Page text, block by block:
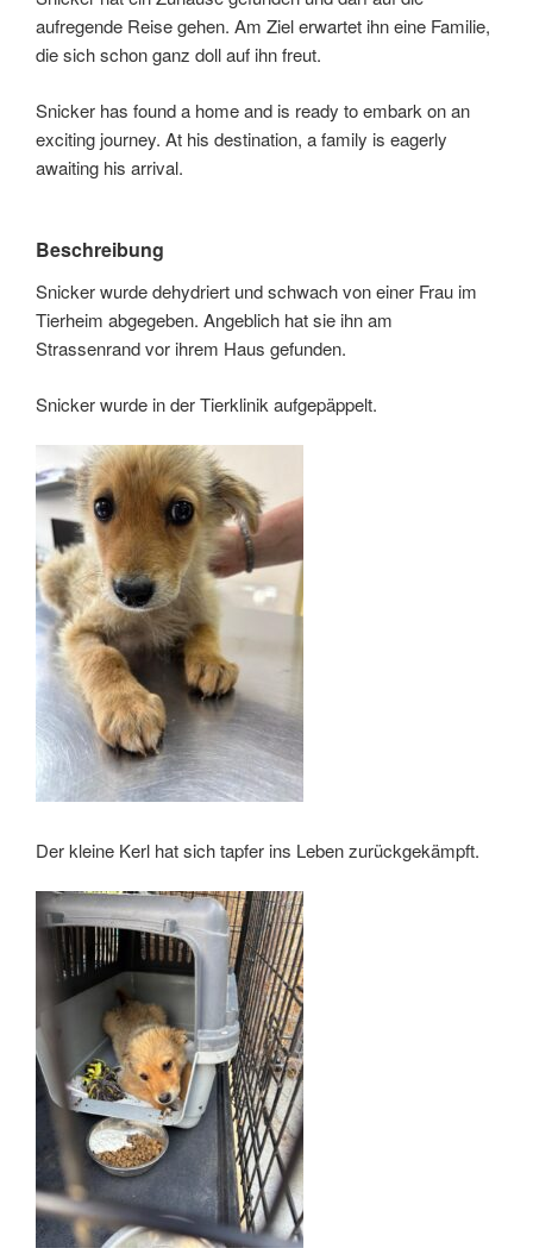
aufregende Reise gehen. Am Ziel erwartet ihn eine Familie,
die sich schon ganz doll auf ihn freut.
Snicker has found a home and is ready to embark on an
exciting journey. At his destination, a family is eagerly
awaiting his arrival.
Beschreibung
Snicker wurde dehydriert und schwach von einer Frau im
Tierheim abgegeben. Angeblich hat sie ihn am
Strassenrand vor ihrem Haus gefunden.
Snicker wurde in der Tierklinik aufgepäppelt.
Der kleine Kerl hat sich tapfer ins Leben zurückgekämpft.